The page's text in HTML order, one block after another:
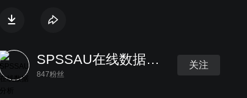
SPSSAU在线数据分析
847粉丝
关注